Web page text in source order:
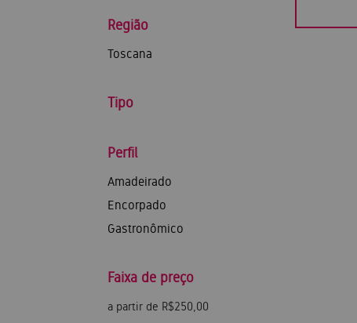
Região
Toscana
Tipo
Perfil
Amadeirado
Encorpado
Gastronômico
Faixa de preço
a partir de R$250,00